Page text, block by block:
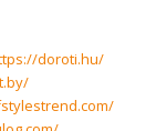
doroti.hu/